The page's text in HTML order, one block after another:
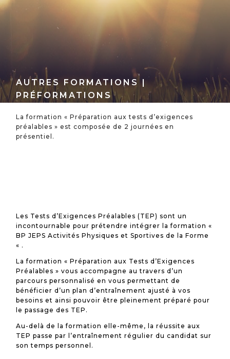
AUTRES FORMATIONS |
PRÉFORMATIONS
La formation « Préparation aux tests d’exigences
préalables » est composée de 2 journées en
présentiel.
Les Tests d’Exigences Préalables (TEP) sont un
incontournable pour prétendre intégrer la formation «
BP JEPS Activités Physiques et Sportives de la Forme
« .
La formation « Préparation aux Tests d’Exigences
Préalables » vous accompagne au travers d’un
parcours personnalisé en vous permettant de
bénéficier d’un plan d’entraînement ajusté à vos
besoins et ainsi pouvoir être pleinement préparé pour
le passage des TEP.
Au-delà de la formation elle-même, la réussite aux
TEP passe par l’entraînement régulier du candidat sur
son temps personnel.